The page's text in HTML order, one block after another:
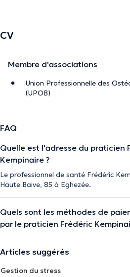
CV
Membre d'associations
Union Professionnelle des
(UPOB)
FAQ
Quelle est l'adresse du praticien
Kempinaire ?
Le professionnel de santé Frédéric
Haute Baive, 85 à Eghezée.
Quels sont les méthodes de
par le praticien Frédéric
Articles suggérés
Gestion du stress